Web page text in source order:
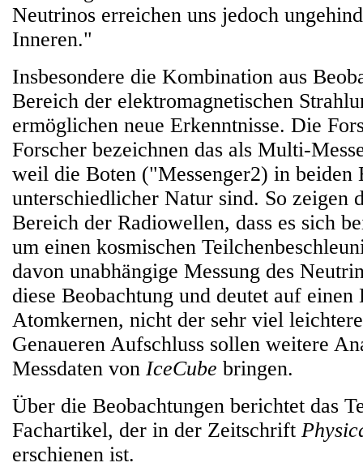
Neutrinos erreichen uns jedoch
Inneren."
Insbesondere die Kombination aus
Bereich der elektromagnetischen
ermöglichen neue Erkenntnisse. Die
Forscher bezeichnen das als Multi-
weil die Boten ("Messenger2) in beiden
unterschiedlicher Natur sind. So zeigen
Bereich der Radiowellen, dass es sich
um einen kosmischen
davon unabhängige Messung des
diese Beobachtung und deutet auf
Atomkernen, nicht der sehr viel
Genaueren Aufschluss sollen weitere
Messdaten von IceCube bringen.
Über die Beobachtungen berichtet das
Fachartikel, der in der Zeitschrift
erschienen ist.